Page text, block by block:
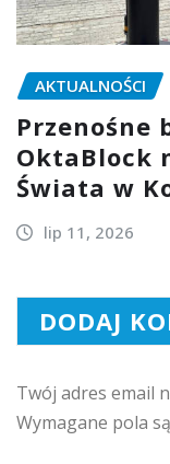
AKTUALNOŚCI
Przenośne
OktaBlock
Świata w
lip 11, 2026
DODAJ
Twój adres email
Wymagane pola